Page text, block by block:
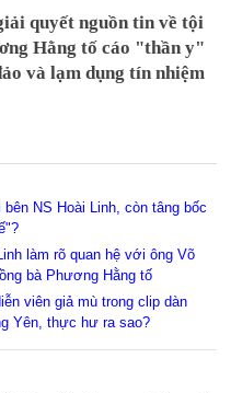
quyết nguồn tin về tội
Hằng tố cáo "thần y"
và lạm dụng tín nhiệm
NS Hoài Linh, còn tâng bốc
làm rõ quan hệ với ông Võ
bà Phương Hằng tố
viên giả mù trong clip dàn
Yên, thực hư ra sao?